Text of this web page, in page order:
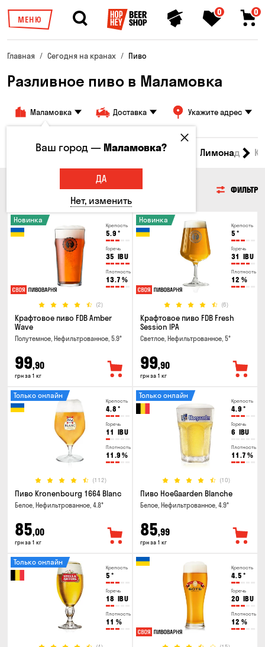
МЕНЮ
0 0
Главная Сегодня на кранах Пиво
Разливное пиво в Маламовка
Маламовка Доставка Укажите адрес
Все товары Пиво Сидр Вино Лимонад
ФИЛЬТР
Крепость
5.9 °
Горечь
35 IBU
Плотность
13.7 %
(2)
Новинка
Крафтовое пиво FDB Amber
Wave
Полутемное, Нефильтрованное, 5.9°
99,90
грн за 1 кг
Крепость
5 °
Горечь
31 IBU
Плотность
12 %
(6)
Новинка
Крафтовое пиво FDB Fresh
Session IPA
Светлое, Нефильтрованное, 5°
99,90
грн за 1 кг
Крепость
4.8 °
Горечь
11 IBU
Плотность
11.9 %
(112)
Только онлайн
Пиво Kronenbourg 1664 Blanc
Белое, Нефильтрованное, 4.8°
85,00
грн за 1 кг
Крепость
4.9 °
Горечь
6 IBU
Плотность
11.7 %
(10)
Только онлайн
Пиво HoeGaarden Blanche
Белое, Нефильтрованное, 4.9°
85,99
грн за 1 кг
Крепость
5 °
Горечь
18 IBU
Плотность
11 %
Только онлайн
Крепость
4.5 °
Горечь
20 IBU
Плотность
12 %
Ваш город —Маламовка?
ДА
Нет, изменить